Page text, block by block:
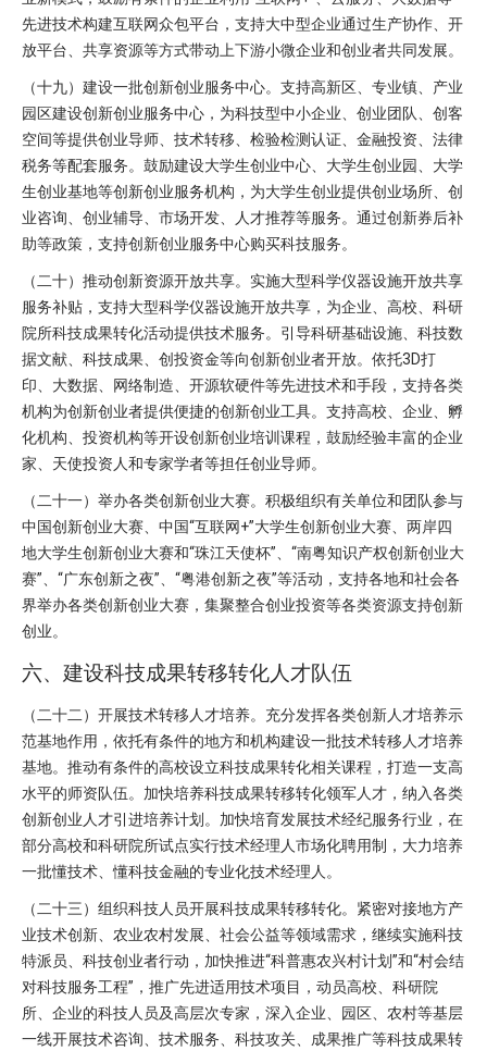
先进技术构建互联网众包平台，支持大中型企业通过生产协作、开
放平台、共享资源等方式带动上下游小微企业和创业者共同发展。
（十九）建设一批创新创业服务中心。支持高新区、专业镇、产业
园区建设创新创业服务中心，为科技型中小企业、创业团队、创客
空间等提供创业导师、技术转移、检验检测认证、金融投资、法律
税务等配套服务。鼓励建设大学生创业中心、大学生创业园、大学
生创业基地等创新创业服务机构，为大学生创业提供创业场所、创
业咨询、创业辅导、市场开发、人才推荐等服务。通过创新券后补
助等政策，支持创新创业服务中心购买科技服务。
（二十）推动创新资源开放共享。实施大型科学仪器设施开放共享
服务补贴，支持大型科学仪器设施开放共享，为企业、高校、科研
院所科技成果转化活动提供技术服务。引导科研基础设施、科技数
据文献、科技成果、创投资金等向创新创业者开放。依托3D打
印、大数据、网络制造、开源软硬件等先进技术和手段，支持各类
机构为创新创业者提供便捷的创新创业工具。支持高校、企业、孵
化机构、投资机构等开设创新创业培训课程，鼓励经验丰富的企业
家、天使投资人和专家学者等担任创业导师。
（二十一）举办各类创新创业大赛。积极组织有关单位和团队参与
中国创新创业大赛、中国“互联网+”大学生创新创业大赛、两岸四
地大学生创新创业大赛和“珠江天使杯”、“南粤知识产权创新创业大
赛”、“广东创新之夜”、“粤港创新之夜”等活动，支持各地和社会各
界举办各类创新创业大赛，集聚整合创业投资等各类资源支持创新
创业。
六、建设科技成果转移转化人才队伍
（二十二）开展技术转移人才培养。充分发挥各类创新人才培养示
范基地作用，依托有条件的地方和机构建设一批技术转移人才培养
基地。推动有条件的高校设立科技成果转化相关课程，打造一支高
水平的师资队伍。加快培养科技成果转移转化领军人才，纳入各类
创新创业人才引进培养计划。加快培育发展技术经纪服务行业，在
部分高校和科研院所试点实行技术经理人市场化聘用制，大力培养
一批懂技术、懂科技金融的专业化技术经理人。
（二十三）组织科技人员开展科技成果转移转化。紧密对接地方产
业技术创新、农业农村发展、社会公益等领域需求，继续实施科技
特派员、科技创业者行动，加快推进“科普惠农兴村计划”和“村会结
对科技服务工程”，推广先进适用技术项目，动员高校、科研院
所、企业的科技人员及高层次专家，深入企业、园区、农村等基层
一线开展技术咨询、技术服务、科技攻关、成果推广等科技成果转